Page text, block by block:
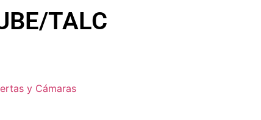
TALC
y Cámaras